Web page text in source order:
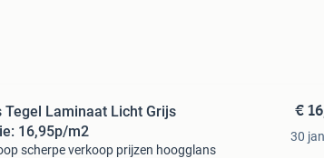
Tegel Laminaat Licht Grijs
16,95p/m2
scherpe verkoop prijzen hoogglans
€
30